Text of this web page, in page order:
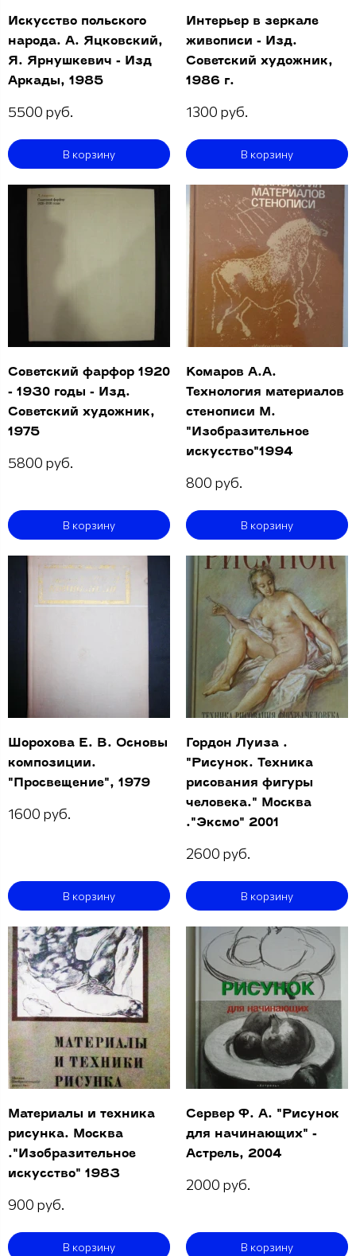
Искусство польского
народа. А. Яцковский,
Я. Ярнушкевич - Изд
Аркады, 1985
5500 руб.
В корзину
Интерьер в зеркале
живописи - Изд.
Советский художник,
1986 г.
1300 руб.
В корзину
Советский фарфор 1920
- 1930 годы - Изд.
Советский художник,
1975
5800 руб.
В корзину
Комаров А.А.
Технология материалов
стенописи М.
"Изобразительное
искусство"1994
800 руб.
В корзину
Шорохова Е. В. Основы
композиции.
"Просвещение", 1979
1600 руб.
В корзину
Гордон Луиза .
"Рисунок. Техника
рисования фигуры
человека." Москва
."Эксмо" 2001
2600 руб.
В корзину
Материалы и техника
рисунка. Москва
."Изобразительное
искусство" 1983
900 руб.
В корзину
Сервер Ф. А. "Рисунок
для начинающих" -
Астрель, 2004
2000 руб.
В корзину